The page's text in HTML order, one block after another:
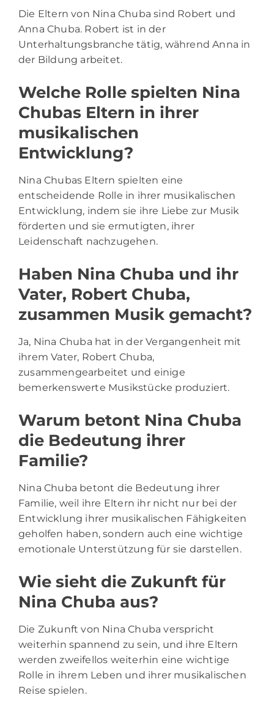
Die Eltern von Nina Chuba sind Robert und
Anna Chuba. Robert ist in der
Unterhaltungsbranche tätig, während Anna in
der Bildung arbeitet.
Welche Rolle spielten Nina
Chubas Eltern in ihrer
musikalischen
Entwicklung?
Nina Chubas Eltern spielten eine
entscheidende Rolle in ihrer musikalischen
Entwicklung, indem sie ihre Liebe zur Musik
förderten und sie ermutigten, ihrer
Leidenschaft nachzugehen.
Haben Nina Chuba und ihr
Vater, Robert Chuba,
zusammen Musik gemacht?
Ja, Nina Chuba hat in der Vergangenheit mit
ihrem Vater, Robert Chuba,
zusammengearbeitet und einige
bemerkenswerte Musikstücke produziert.
Warum betont Nina Chuba
die Bedeutung ihrer
Familie?
Nina Chuba betont die Bedeutung ihrer
Familie, weil ihre Eltern ihr nicht nur bei der
Entwicklung ihrer musikalischen Fähigkeiten
geholfen haben, sondern auch eine wichtige
emotionale Unterstützung für sie darstellen.
Wie sieht die Zukunft für
Nina Chuba aus?
Die Zukunft von Nina Chuba verspricht
weiterhin spannend zu sein, und ihre Eltern
werden zweifellos weiterhin eine wichtige
Rolle in ihrem Leben und ihrer musikalischen
Reise spielen.